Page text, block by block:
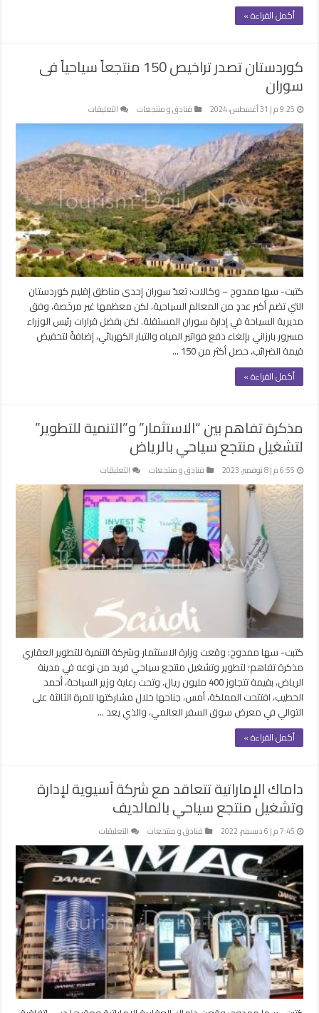
أكمل القراءة »
كوردستان تصدر تراخيص 150 منتجعاً سياحياً فى
سوران
9:25 م | 31 أغسطس، 2024 فنادق و منتجعات التعليقات
كوردستان
تصدر
تراخيص
150
منتجعاً
سياحياً
فى
سوران
مغلقة
كتبت- سها ممدوح – وكالات: تعدّ سوران إحدى مناطق إقليم كوردستان
التي تضم أكبر عددٍ من المعالم السياحية، لكن معظمها غير مرخَصة، وفق
مديرية السياحة في إدارة سوران المستقلة. لكن بفضل قرارات رئيس الوزراء
مسرور بارزاني بإلغاء دفع فواتير المياه والتيار الكهربائي، إضافةً لتخفيض
قيمة الضرائب، حصل أكثر من 150 …
أكمل القراءة »
مذكرة تفاهم بين “الاستثمار” و”التنمية للتطوير”
لتشغيل منتجع سياحي بالرياض
6:55 م | 8 نوفمبر، 2023 فنادق و منتجعات التعليقات
مذكرة
تفاهم
بين
“الاستثمار”
و”التنمية
للتطوير”
لتشغيل
بالرياض
مغلقة
كتبت- سها ممدوح: وقعت وزارة الاستثمار وشركة التنمية للتطوير العقاري
مذكرة تفاهم؛ لتطوير وتشغيل منتجع سياحي فريد من نوعه في مدينة
الرياض، بقيمة تتجاوز 400 مليون ريال. وتحت رعاية وزير السياحة، أحمد
الخطيب، افتتحت المملكة، أمس، جناحها خلال مشاركتها للمرة الثالثة على
التوالي في معرض سوق السفر العالمي، والذي يعد …
أكمل القراءة »
داماك الإماراتية تتعاقد مع شركة آسيوية لإدارة
وتشغيل منتجع سياحي بالمالديف
7:45 م | 6 ديسمبر، 2022 فنادق و منتجعات التعليقات
داماك
الإماراتية
تتعاقد
مع
شركة
آسيوية
لإدارة
وتشغيل
منتجع
سياحي
بالمالديف
مغلقة